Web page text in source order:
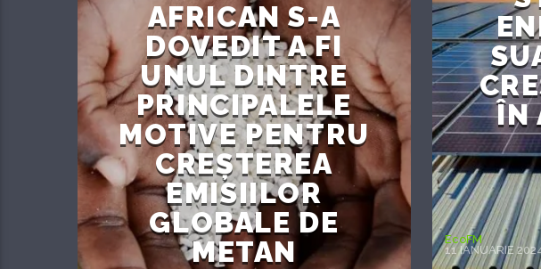
AFRICAN S-A
DOVEDIT A FI
UNUL DINTRE
PRINCIPALELE
MOTIVE PENTRU
CREȘTEREA
EMISIILOR
GLOBALE DE
METAN
ÎN
EcoFM
11 IANUARIE